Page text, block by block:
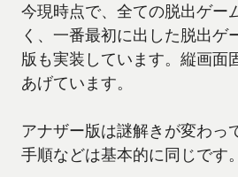
今現時点で、全ての脱出ゲー
く、一番最初に出した脱出ゲ
版も実装しています。縦画面
あげています。
アナザー版は謎解きが変わっ
手順などは基本的に同じです。